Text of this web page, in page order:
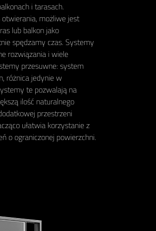
i tarasach.
możliwe jest
lub balkon jako
spędzamy czas. Systemy
rozwiązania i wiele
przesuwne: system
różnica jedynie w
te pozwalają na
ilość naturalnego
przestrzeni
ułatwia korzystanie z
o ograniczonej powierzchni.